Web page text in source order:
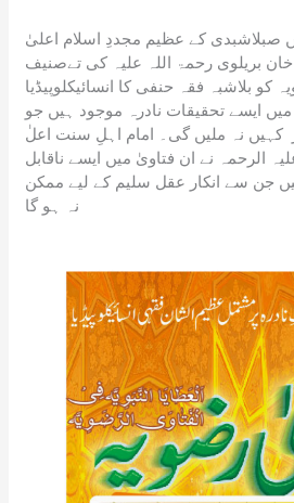
صبلاشبدی کے عظیم مجددِ اسلام اعلیٰ
بریلوی رحمۃ اللہ علیہ کی تےصنیف
بلاشبہ فقہ حنفی کا انسائیکلوپیڈیا
میں ایسے تحقیقات نادرہ موجود ہیں جو
کہیں نہ ملیں گی۔ امام اہلِ سنت اعلٰ
الرحمہ نے ان فتاویٰ میں ایسے ناقابل
ہیں جن سے انکار عقل سلیم کے لیے ممکن
نہ ہو گا